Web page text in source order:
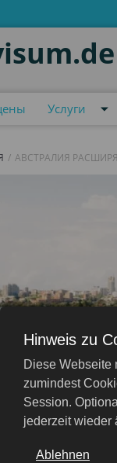
Услуги
АВСТРАЛИЯ
Hinweis zu
Diese Webseite
zumindest
Session.
jederzeit wieder
Ablehnen